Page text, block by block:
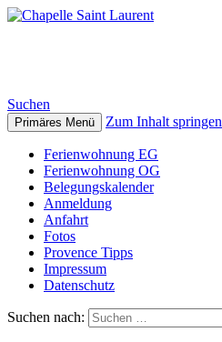
Suchen
Primäres Menü Zum Inhalt springen
Ferienwohnung EG
Ferienwohnung OG
Belegungskalender
Anmeldung
Anfahrt
Fotos
Provence Tipps
Impressum
Datenschutz
Suchen nach: